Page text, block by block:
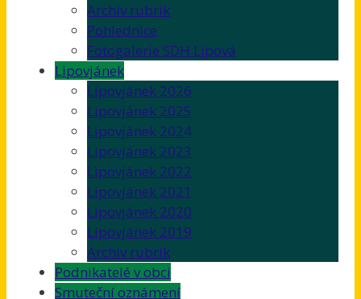
Archiv rubrik
Pohlednice
Fotogalerie SDH Lipová
Lipovjánek
Lipovjánek 2026
Lipovjánek 2025
Lipovjánek 2024
Lipovjánek 2023
Lipovjánek 2022
Lipovjánek 2021
Lipovjánek 2020
Lipovjánek 2019
Archiv rubrik
Podnikatelé v obci
Smuteční oznámení